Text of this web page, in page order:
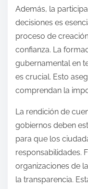
Además, la
decisiones es
proceso de
confianza. La
gubernamental en
es crucial. Esto
comprendan la
La rendición de
gobiernos deben
para que los
responsabilidades.
organizaciones de
la transparencia.